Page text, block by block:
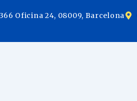
Oficina 24, 08009, Barcelona